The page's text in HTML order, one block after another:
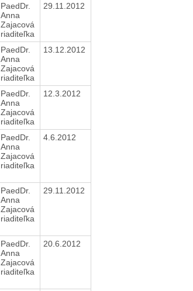
PaedDr.
Anna
Zajacová
riaditeľka
29.11.2012
PaedDr.
Anna
Zajacová
riaditeľka
13.12.2012
PaedDr.
Anna
Zajacová
riaditeľka
12.3.2012
PaedDr.
Anna
Zajacová
riaditeľka
4.6.2012
PaedDr.
Anna
Zajacová
riaditeľka
29.11.2012
PaedDr.
Anna
Zajacová
riaditeľka
20.6.2012